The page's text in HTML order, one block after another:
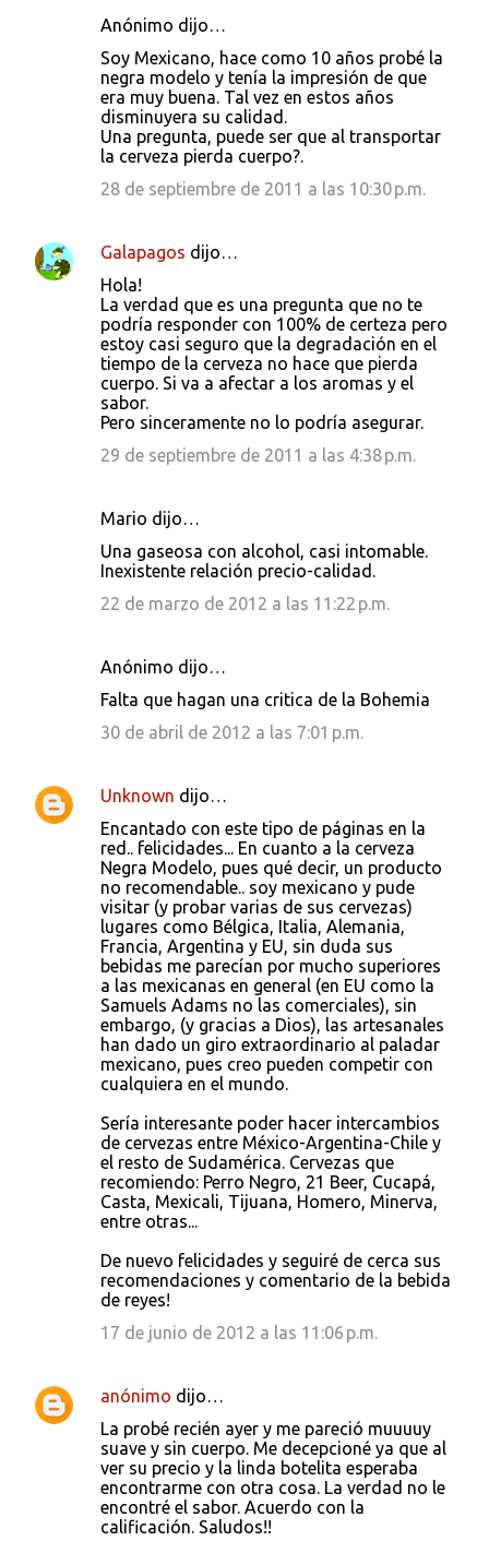
Anónimo dijo…
Soy Mexicano, hace como 10 años probé la
negra modelo y tenía la impresión de que
era muy buena. Tal vez en estos años
disminuyera su calidad.
Una pregunta, puede ser que al transportar
la cerveza pierda cuerpo?.
28 de septiembre de 2011 a las 10:30 p.m.
Galapagos dijo…
Hola!
La verdad que es una pregunta que no te
podría responder con 100% de certeza pero
estoy casi seguro que la degradación en el
tiempo de la cerveza no hace que pierda
cuerpo. Si va a afectar a los aromas y el
sabor.
Pero sinceramente no lo podría asegurar.
29 de septiembre de 2011 a las 4:38 p.m.
Mario dijo…
Una gaseosa con alcohol, casi intomable.
Inexistente relación precio-calidad.
22 de marzo de 2012 a las 11:22 p.m.
Anónimo dijo…
Falta que hagan una critica de la Bohemia
30 de abril de 2012 a las 7:01 p.m.
Unknown dijo…
Encantado con este tipo de páginas en la
red.. felicidades... En cuanto a la cerveza
Negra Modelo, pues qué decir, un producto
no recomendable.. soy mexicano y pude
visitar (y probar varias de sus cervezas)
lugares como Bélgica, Italia, Alemania,
Francia, Argentina y EU, sin duda sus
bebidas me parecían por mucho superiores
a las mexicanas en general (en EU como la
Samuels Adams no las comerciales), sin
embargo, (y gracias a Dios), las artesanales
han dado un giro extraordinario al paladar
mexicano, pues creo pueden competir con
cualquiera en el mundo.
Sería interesante poder hacer intercambios
de cervezas entre México-Argentina-Chile y
el resto de Sudamérica. Cervezas que
recomiendo: Perro Negro, 21 Beer, Cucapá,
Casta, Mexicali, Tijuana, Homero, Minerva,
entre otras...
De nuevo felicidades y seguiré de cerca sus
recomendaciones y comentario de la bebida
de reyes!
17 de junio de 2012 a las 11:06 p.m.
anónimo dijo…
La probé recién ayer y me pareció muuuuy
suave y sin cuerpo. Me decepcioné ya que al
ver su precio y la linda botelita esperaba
encontrarme con otra cosa. La verdad no le
encontré el sabor. Acuerdo con la
calificación. Saludos!!